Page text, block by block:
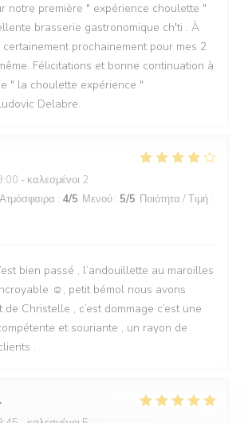
notre première " expérience choulette "
brasserie gastronomique ch'ti . À
prochainement pour mes 2
Félicitations et bonne continuation à
" la choulette expérience "
Delabre.
- καλεσμένοι 2
Ατμόσφαιρα : 4/5 Μενού : 5/5 Ποιότητα / Τιμή :
bien passé , l’andouillette au maroilles
☺️, petit bémol nous avons
Christelle , c’est dommage c’est une
et souriante , un rayon de
.